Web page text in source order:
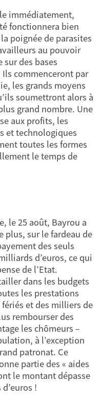
immédiatement,
fonctionnera bien
poignée de parasites
au pouvoir
sur des bases
commenceront par
les grands moyens
soumettront alors à
grand nombre. Une
aux profits, les
et technologiques
toutes les formes
le temps de
le 25 août, Bayrou a
plus, sur le fardeau de
des seuls
d’euros, ce qui
de l’Etat.
dans les budgets
les prestations
et des milliers de
rembourser des
les chômeurs –
à l’exception
patronat. Ce
partie des « aides
le montant dépasse
!